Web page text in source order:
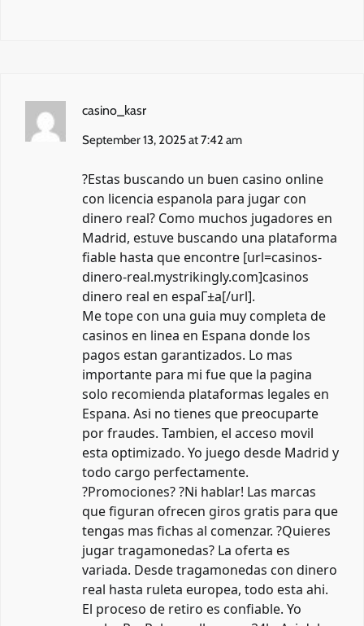
casino_kasr
September 13, 2025 at 7:42 am
?Estas buscando un buen casino online
con licencia espanola para jugar con
dinero real? Como muchos jugadores en
Madrid, estuve buscando una plataforma
fiable hasta que encontre [url=casinos-
dinero-real.mystrikingly.com]casinos
dinero real en espaГ±a[/url].
Me tope con una guia muy completa de
casinos en linea en Espana donde los
pagos estan garantizados. Lo mas
importante para mi fue que la pagina
solo recomienda plataformas legales en
Espana. Asi no tienes que preocuparte
por fraudes. Tambien, el acceso movil
esta optimizado. Yo juego desde Madrid y
todo cargo perfectamente.
?Promociones? ?Ni hablar! Las marcas
que figuran ofrecen giros gratis para que
tengas mas fichas al comenzar. ?Quieres
jugar tragamonedas? La oferta es
variada. Desde tragamonedas con dinero
real hasta ruleta europea, todo esta ahi.
El proceso de retiro es confiable. Yo